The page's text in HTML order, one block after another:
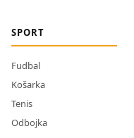
SPORT
Fudbal
Košarka
Tenis
Odbojka